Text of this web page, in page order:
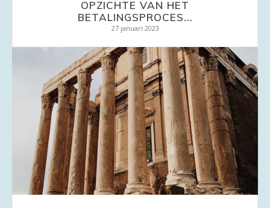
OPZICHTE VAN HET
BETALINGSPROCES...
27 januari 2023